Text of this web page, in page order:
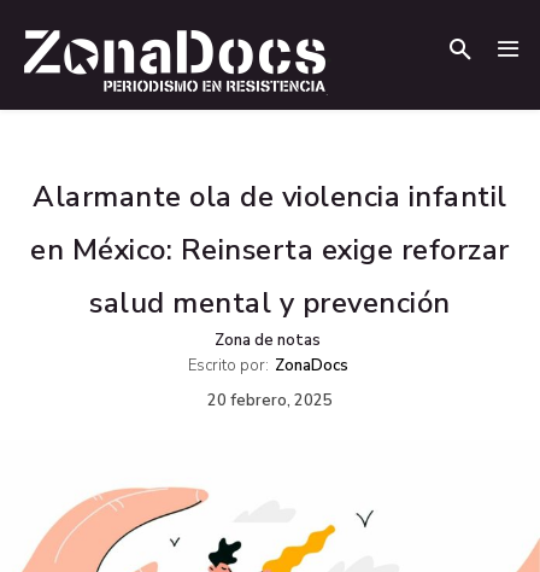
Alarmante ola de violencia infantil
en México: Reinserta exige reforzar
salud mental y prevención
Zona de notas
Escrito por: ZonaDocs
20 febrero, 2025